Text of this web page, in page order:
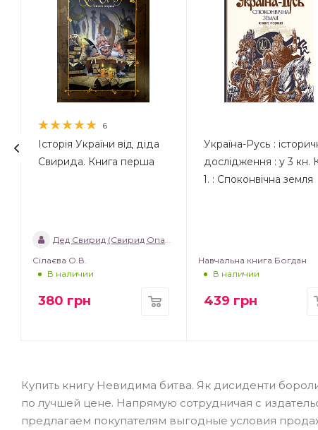
6
Історія України від діда
Свирида. Книга перша
Дед Свирид (Свирид Опанасович)
Сілаєва О.В.
В наличии
380 грн
Україна-Русь :
дослідження : у 3 кн.
1. : Споконвічна земля
Навчальна книга Богдан
В наличии
439 грн
Купить книгу Невидима битва. Як дисиденти
по лучшей цене. Напрямую сотрудничая с
предлагаем покупателям выгодные условия